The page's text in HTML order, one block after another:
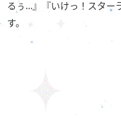
るぅ…』『いけっ！スター
す。